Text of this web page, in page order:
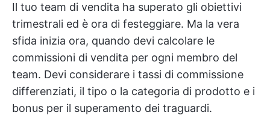
Il tuo team di vendita ha superato gli obiettivi
trimestrali ed è ora di festeggiare. Ma la vera
sfida inizia ora, quando devi calcolare le
commissioni di vendita per ogni membro del
team. Devi considerare i tassi di commissione
differenziati, il tipo o la categoria di prodotto e i
bonus per il superamento dei traguardi.